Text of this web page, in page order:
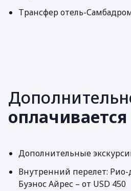
Трансфер отель-
оплачивается
Дополнительные
Внутренний перелет:
Буэнос Айрес – от USD 450